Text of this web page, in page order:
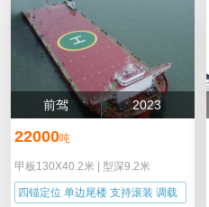
前驾 2023
22000吨
甲板130X40.2米 型深9.2米
四锚定位 单边尾楼 支持滚装 调载